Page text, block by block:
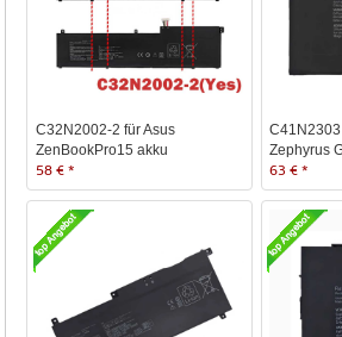
C32N2002-2 für Asus
ZenBookPro15 akku
58 € *
C41N2303
Zephyrus
63 € *